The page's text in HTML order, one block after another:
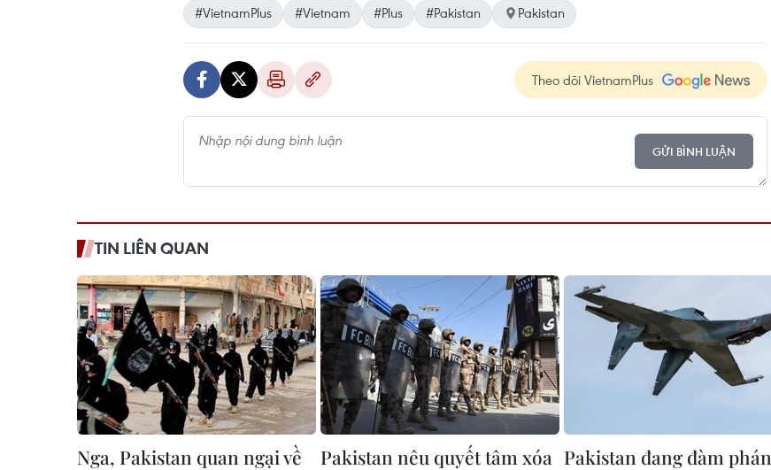
#VietnamPlus
#Vietnam #Plus #Pakistan Pakistan
Theo dõi VietnamPlus
GỬI BÌNH LUẬN
TIN LIÊN QUAN
Nga, Pakistan quan ngại về
Pakistan nêu quyết tâm xóa Pakistan đang đàm phán